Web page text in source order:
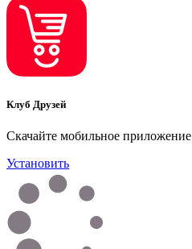
Клуб Друзей
Скачайте мобильное приложение
Установить